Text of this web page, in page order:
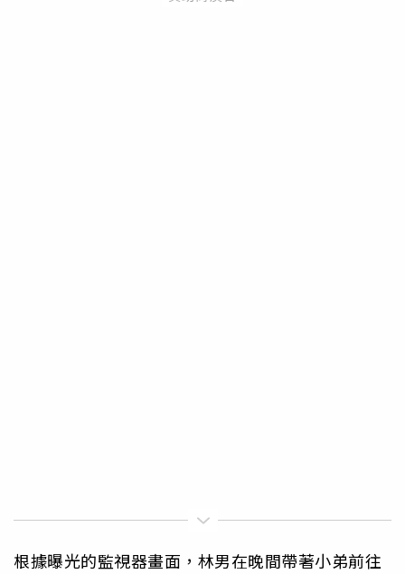
根據曝光的監視器畫面，林男在晚間帶著小弟前往